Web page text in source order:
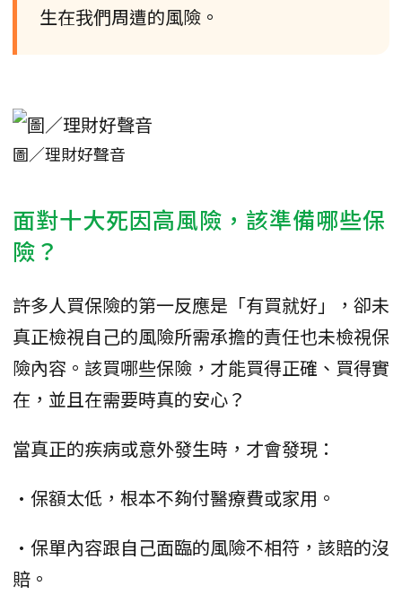
生在我們周遭的風險。
圖／理財好聲音
面對十大死因高風險，該準備哪些保
險？
許多人買保險的第一反應是「有買就好」，卻未
真正檢視自己的風險所需承擔的責任也未檢視保
險內容。該買哪些保險，才能買得正確、買得實
在，並且在需要時真的安心？
當真正的疾病或意外發生時，才會發現：
•保額太低，根本不夠付醫療費或家用。
•保單內容跟自己面臨的風險不相符，該賠的沒
賠。